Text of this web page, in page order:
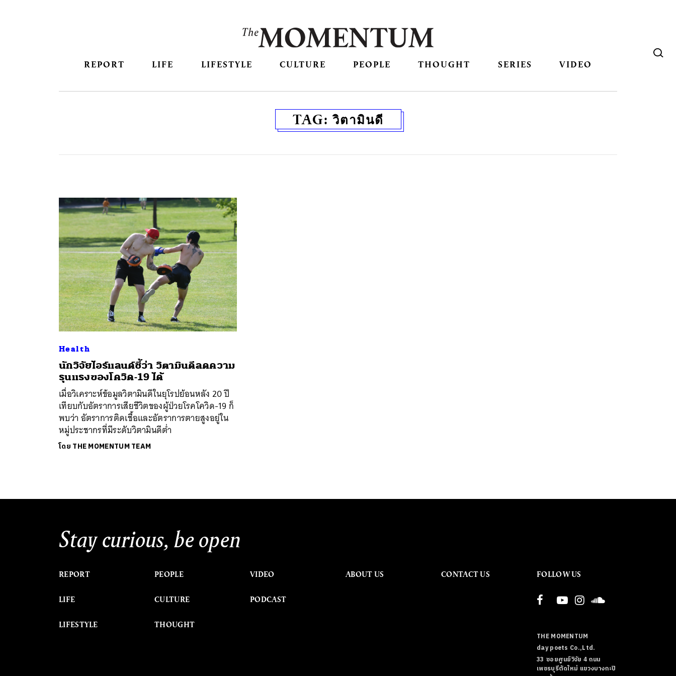
REPORT LIFE LIFESTYLE CULTURE PEOPLE THOUGHT SERIES VIDEO
TAG:วิตามินดี
Health
นักวิจัยไอร์แลนด์ชี้ว่า วิตามินดีลดความ
รุนแรงของโควิด-19 ได้
เมื่อวิเคราะห์ข้อมูลวิตามินดีในยุโรปย้อนหลัง 20 ปี
เทียบกับอัตราการเสียชีวิตของผู้ป่วยโรคโควิด-19 ก็
พบว่า อัตราการติดเชื้อและอัตราการตายสูงอยู่ใน
หมู่ประชากรที่มีระดับวิตามินดีต่ำ
โดย THE MOMENTUM TEAM
Stay curious, be open
REPORT
LIFE
LIFESTYLE
PEOPLE
CULTURE
THOUGHT
VIDEO
PODCAST
ABOUT US CONTACT US FOLLOW US
THE MOMENTUM
day poets Co.,Ltd.
33 ซอยศูนย์วิจัย 4 ถนน
เพชรบุรีตัดใหม่ แขวงบางกะปิ